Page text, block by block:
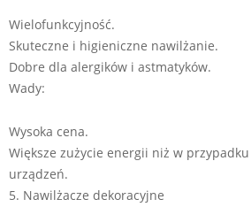
Wielofunkcyjność.
Skuteczne i higieniczne nawilżanie.
Dobre dla alergików i astmatyków.
Wady:
Wysoka cena.
Większe zużycie energii niż w
urządzeń.
5. Nawilżacze dekoracyjne